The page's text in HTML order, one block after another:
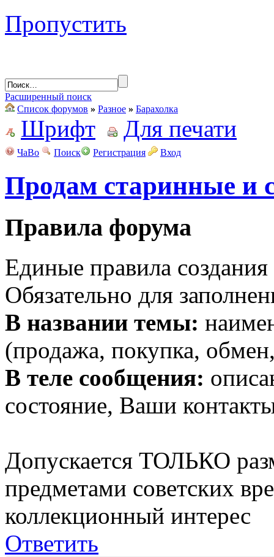
Пропустить
Расширенный поиск
Список форумов » Разное » Барахолка
Шрифт Для печати
ЧаВо Поиск Регистрация Вход
Продам старинные и
Правила форума
Единые правила
Обязательно для
В названии темы:
(продажа, покупка,
В теле сообщения:
состояние, Ваши
Допускается ТОЛЬКО
предметами советских
коллекционный интерес
Ответить